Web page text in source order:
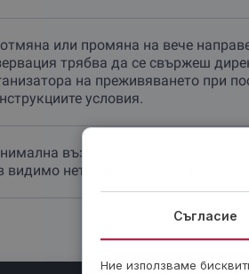
или промяна на вече
трябва да се свържеш
на преживяването при
условия.
възраст - 12 г. Не се
видимо нетрезво състояние.
Съгласие
Ние използваме